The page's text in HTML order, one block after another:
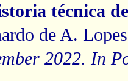
técnica
de A.
2022. In